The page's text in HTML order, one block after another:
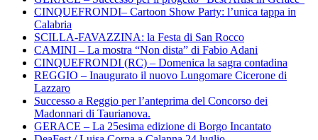
CINQUEFRONDI– Cartoon Show Party: l’unica tappa in
Calabria
SCILLA-FAVAZZINA: la Festa di San Rocco
CAMINI – La mostra “Non dista” di Fabio Adani
CINQUEFRONDI (RC) – Domenica la sagra contadina
REGGIO – Inaugurato il nuovo Lungomare Cicerone di
Lazzaro
Successo a Reggio per l’anteprima del Concorso dei
Madonnari di Taurianova.
GERACE – La 25esima edizione di Borgo Incantato